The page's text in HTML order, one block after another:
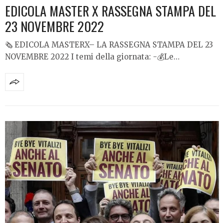
EDICOLA MASTER X RASSEGNA STAMPA DEL
23 NOVEMBRE 2022
🗞️ EDICOLA MASTERX– LA RASSEGNA STAMPA DEL 23
NOVEMBRE 2022 I temi della giornata: -💰Le…